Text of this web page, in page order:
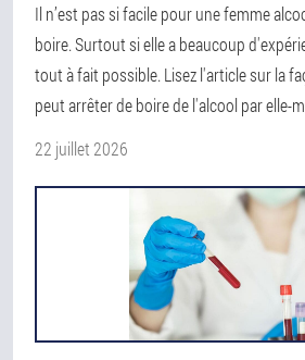
Il n’est pas si facile pour une femme
boire. Surtout si elle a beaucoup
tout à fait possible. Lisez l'article sur la
peut arrêter de boire de l'alcool par elle-
22 juillet 2026